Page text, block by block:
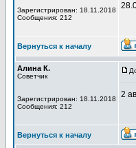
Зарегистрирован: 18.11.2018
Сообщения: 212
Вернуться к началу
Алина К.
Советчик
Зарегистрирован: 18.11.2018
Сообщения: 212
2
Вернуться к началу